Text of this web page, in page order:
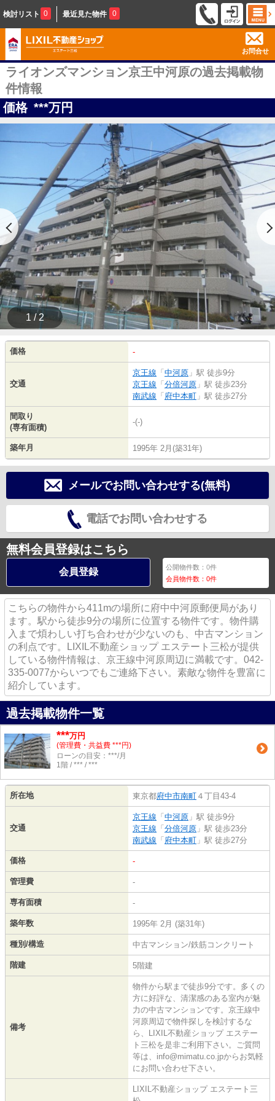
検討リスト 0 最近見た物件 0
お問合せ
ライオンズマンション京王中河原の過去掲載物
件情報
価格 ***万円
1 / 2
価格 -
交通
京王線 「 中河原 」駅 徒歩9分
京王線 「 分倍河原 」駅 徒歩23分
南武線 「 府中本町 」駅 徒歩27分
間取り
(専有面積)
-(-)
築年月 1995年 2月(築31年)
メールでお問い合わせする(無料)
電話でお問い合わせする
無料会員登録はこちら
会員登録 公開物件数：0件
会員物件数：0件
こちらの物件から411mの場所に府中中河原郵便局があり
ます。駅から徒歩9分の場所に位置する物件です。物件購
入まで煩わしい打ち合わせが少ないのも、中古マンション
の利点です。LIXIL不動産ショップ エステート三松が提供
している物件情報は、京王線中河原周辺に満載です。042-
335-0077からいつでもご連絡下さい。素敵な物件を豊富に
紹介しています。
過去掲載物件一覧
***万円
(管理費・共益費 ***円)
ローンの目安：***/月
1階 / *** / ***
所在地 東京都府中市南町 ４丁目43-4
交通
京王線 「 中河原 」駅 徒歩9分
京王線 「 分倍河原 」駅 徒歩23分
南武線 「 府中本町 」駅 徒歩27分
価格 -
管理費 -
専有面積 -
築年数 1995年 2月 (築31年)
種別/構造 中古マンション/鉄筋コンクリート
階建 5階建
備考
物件から駅まで徒歩9分です。多くの
方に好評な、清潔感のある室内が魅
力の中古マンションです。京王線中
河原周辺で物件探しを検討するな
ら、LIXIL不動産ショップ エステー
ト三松を是非ご利用下さい。ご質問
等は、info@mimatu.co.jpからお気軽
にお問い合わせ下さい。
LIXIL不動産ショップ エステート三